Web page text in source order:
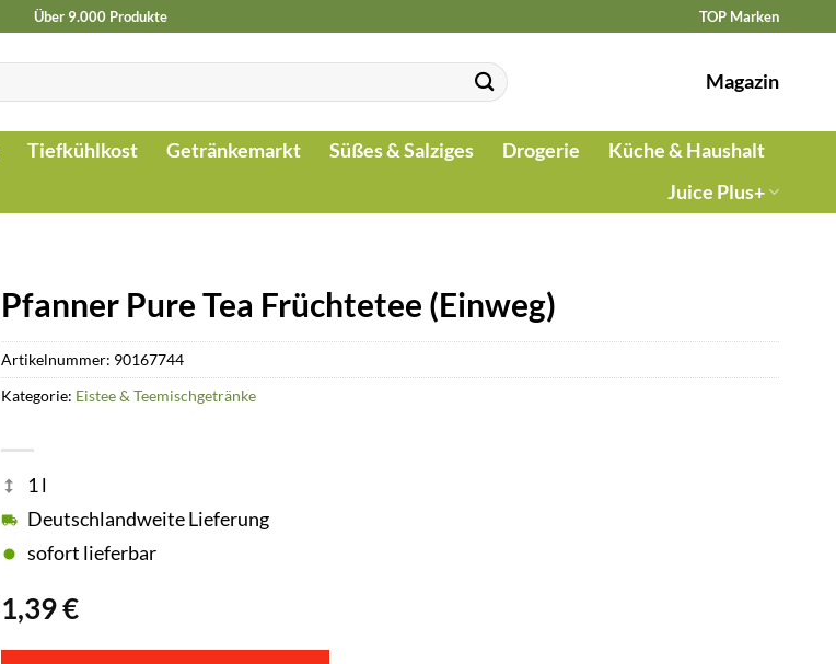
Über 9.000 Produkte TOP Marken
Magazin
Tiefkühlkost Getränkemarkt Süßes & Salziges Drogerie
Küche & Haushalt
Juice Plus+
Pfanner Pure Tea Früchtetee (Einweg)
1,39€
1 l
Deutschlandweite Lieferung
sofort lieferbar
Artikelnummer: 90167744
Kategorie: Eistee & Teemischgetränke